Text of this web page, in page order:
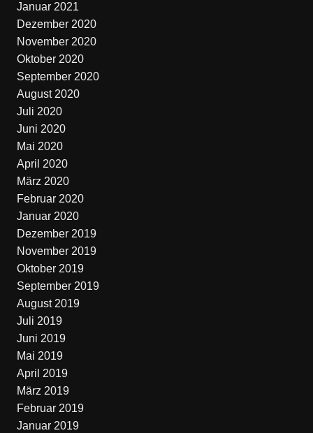
Januar 2021
Dezember 2020
November 2020
Oktober 2020
September 2020
August 2020
Juli 2020
Juni 2020
Mai 2020
April 2020
März 2020
Februar 2020
Januar 2020
Dezember 2019
November 2019
Oktober 2019
September 2019
August 2019
Juli 2019
Juni 2019
Mai 2019
April 2019
März 2019
Februar 2019
Januar 2019